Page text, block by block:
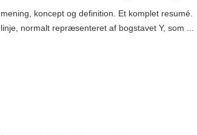
koncept og definition. Et komplet resumé.
normalt repræsenteret af bogstavet Y, som ...